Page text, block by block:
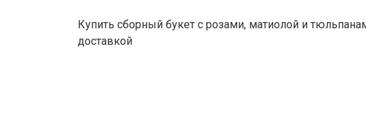
Купить сборный букет с розами, матиолой и
доставкой